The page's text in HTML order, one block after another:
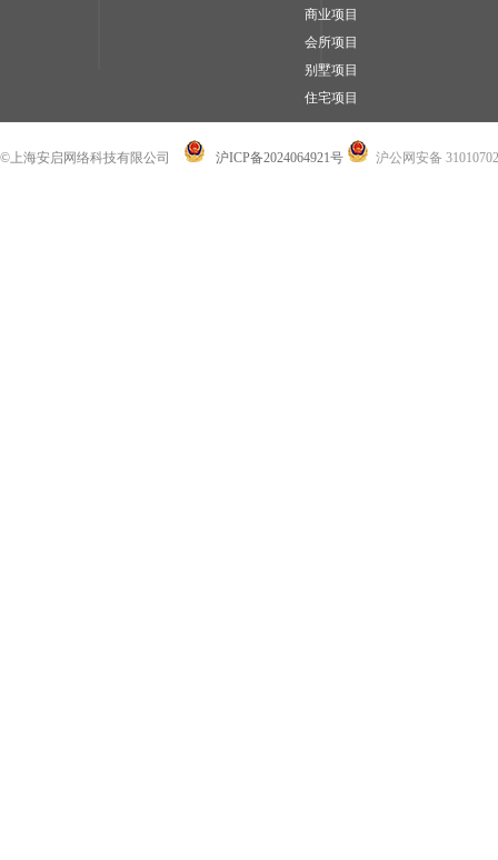
商业项目
会所项目
别墅项目
住宅项目
©上海安启网络科技有限公司 沪ICP备2024064921号 沪公网安备